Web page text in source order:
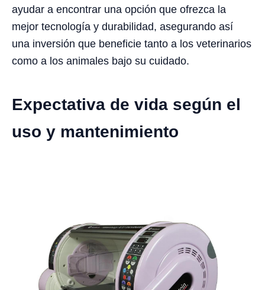
ayudar a encontrar una opción que ofrezca la
mejor tecnología y durabilidad, asegurando así
una inversión que beneficie tanto a los veterinarios
como a los animales bajo su cuidado.
Expectativa de vida según el
uso y mantenimiento